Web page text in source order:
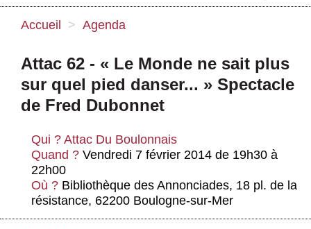
Nos idées
Se mobiliser
Agenda
Actus et médias
Boutique
Accueil > Agenda
Attac 62 - « Le Monde ne sait plus
sur quel pied danser... » Spectacle
de Fred Dubonnet
Qui ? Attac Du Boulonnais
Quand ? Vendredi 7 février 2014 de 19h30 à
22h00
Où ? Bibliothèque des Annonciades, 18 pl. de la
résistance, 62200 Boulogne-sur-Mer